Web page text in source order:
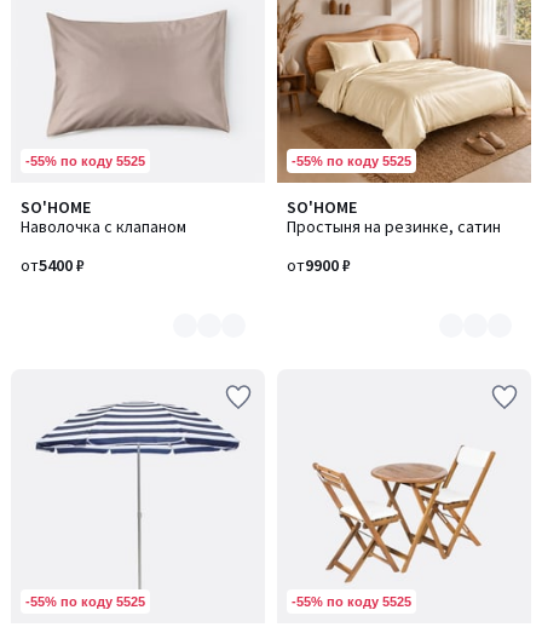
-55% по коду 5525
SO'HOME
Наволочка с клапаном
от5400 ₽
Количество
цветов:
-55% по коду 5525
SO'HOME
Простыня на резинке, сатин
от9900 ₽
Количество
цветов:
-55% по коду 5525 -55% по коду 5525